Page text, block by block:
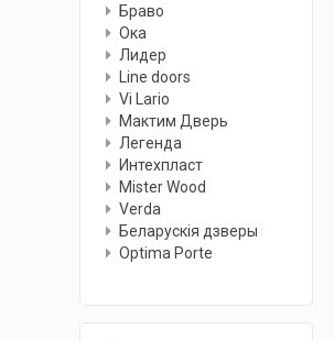
Браво
Ока
Лидер
Line doors
Vi Lario
Мактим Дверь
Легенда
Интехпласт
Мister Wood
Verda
Беларускiя дзверы
Optima Porte